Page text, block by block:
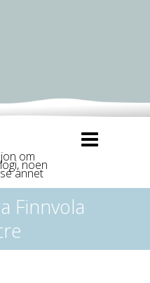
om
noen
annet
Finnvola